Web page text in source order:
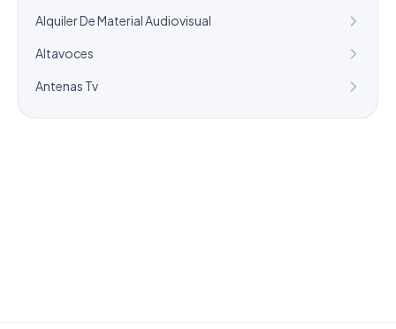
Alquiler De Material Audiovisual
Altavoces
Antenas Tv